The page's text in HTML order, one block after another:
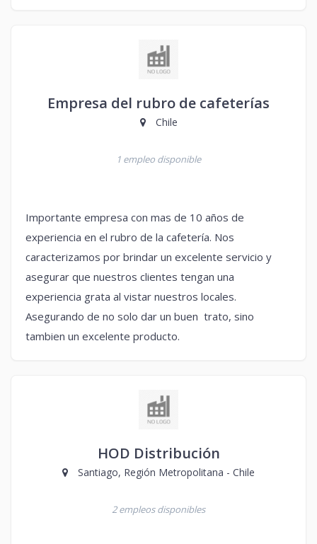
Empresa del rubro de cafeterías
Chile
1 empleo disponible
Importante empresa con mas de 10 años de
experiencia en el rubro de la cafetería. Nos
caracterizamos por brindar un excelente servicio y
asegurar que nuestros clientes tengan una
experiencia grata al vistar nuestros locales.
Asegurando de no solo dar un buen trato, sino
tambien un excelente producto.
HOD Distribución
Santiago, Región Metropolitana - Chile
2 empleos disponibles